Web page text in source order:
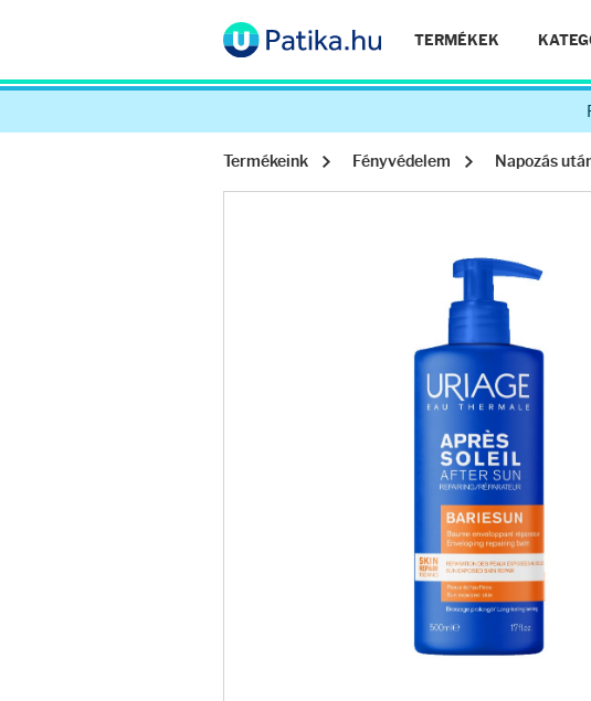
TERMÉKEK
Termékeink Fényvédelem Napozás